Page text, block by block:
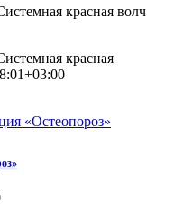
красная волч
красная
«Остеопороз»